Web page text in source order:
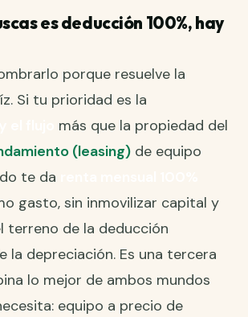
es deducción 100%, hay
porque resuelve la
Si tu prioridad es la
más que la propiedad del
(leasing) de equipo
te da
gasto, sin inmovilizar capital y
terreno de la deducción
la depreciación. Es una tercera
lo mejor de ambos mundos
equipo a precio de